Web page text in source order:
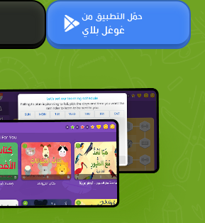
حمّل التطبيق من
غوغل بلاي